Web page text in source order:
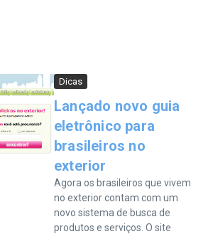
Dicas
Lançado novo guia
eletrônico para
brasileiros no
exterior
Agora os brasileiros que vivem
no exterior contam com um
novo sistema de busca de
produtos e serviços. O site